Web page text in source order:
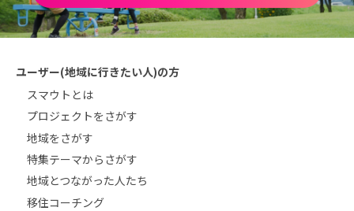
ユーザー(地域に行きたい人)の方
スマウトとは
プロジェクトをさがす
地域をさがす
特集テーマからさがす
地域とつながった人たち
移住コーチング